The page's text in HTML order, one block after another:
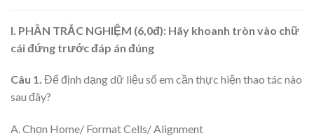
I. PHẦN TRẮC NGHIỆM (6,0đ): Hãy khoanh tròn vào chữ
cái đứng trước đáp án đúng
Câu 1. Để định dạng dữ liệu số em cần thực hiện thao tác nào
sau đây?
A. Chọn Home/ Format Cells/ Alignment